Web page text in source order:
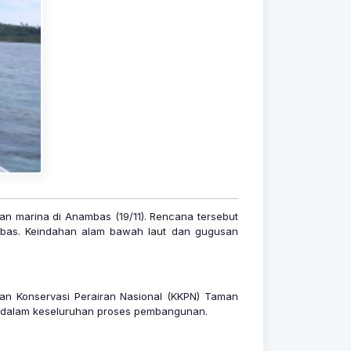
marina di Anambas (19/11). Rencana tersebut
Keindahan alam bawah laut dan gugusan
Perairan Nasional (KKPN) Taman
keseluruhan proses pembangunan.